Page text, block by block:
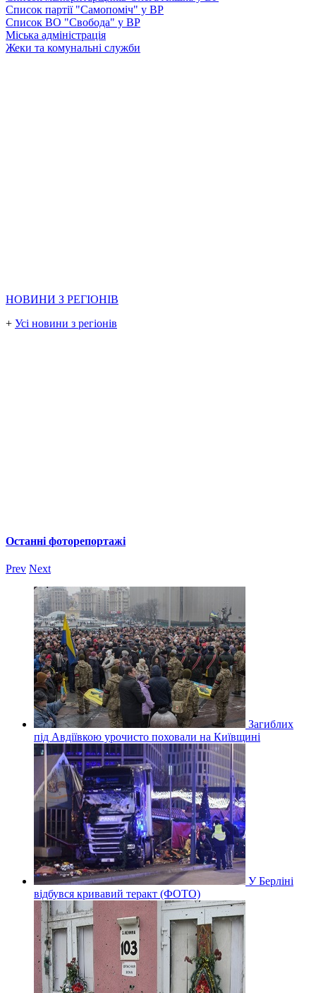
Список партії "Самопоміч" у ВР
Список ВО "Свобода" у ВР
Міська адміністрація
Жеки та комунальні служби
НОВИНИ З РЕГІОНІВ
+ Усі новини з регіонів
Останні фоторепортажі
Prev Next
Загиблих
під Авдіївкою урочисто поховали на Київщині
У Берліні
відбувся кривавий теракт (ФОТО)